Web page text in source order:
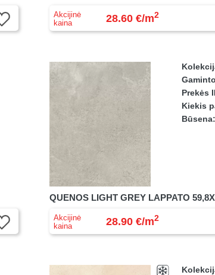
Akcijinė
kaina
28.60 €/m2
Prekės
Kiekis
Būsena:
QUENOS LIGHT GREY LAPPATO
Akcijinė
kaina
28.90 €/m2